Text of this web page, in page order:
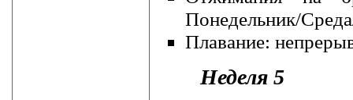
Понедельник/
Плавание:
Неделя 5